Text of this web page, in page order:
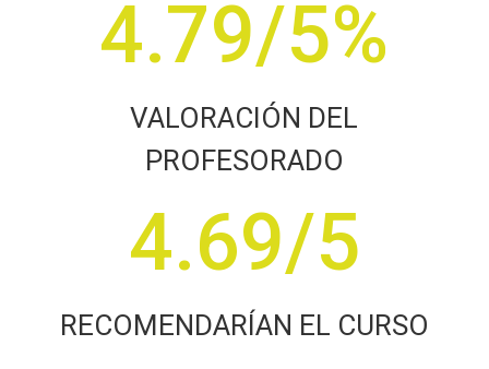
4.79/5%
VALORACIÓN DEL
PROFESORADO
4.69/5
RECOMENDARÍAN EL CURSO